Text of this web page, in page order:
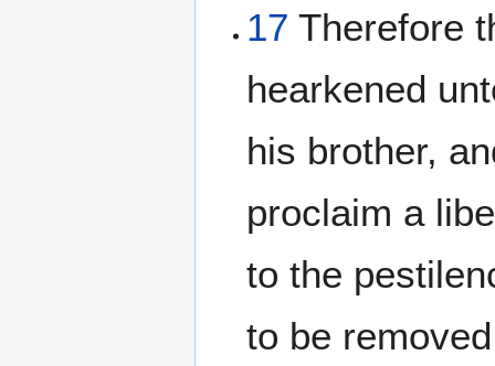
17 Therefore
hearkened
his brother,
proclaim a
to the
to be